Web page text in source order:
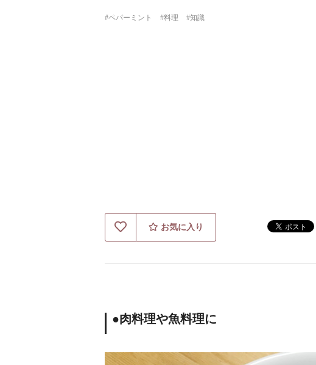
#ペパーミント #料理 #知識
お気に入り
●肉料理や魚料理に